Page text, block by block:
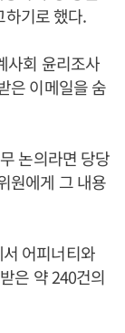
기로 했다.
사회 윤리조사
은 이메일을 숨
논의라면 당당
원에게 그 내용
어피너티와
은 약 240건의